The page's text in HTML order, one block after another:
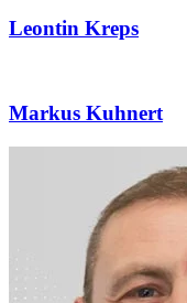
Leontin Kreps
Markus Kuhnert